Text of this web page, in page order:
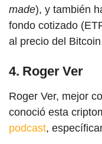
made), y también
fondo cotizado
al precio del
4. Roger Ver
Roger Ver, mejor
conoció esta
podcast,